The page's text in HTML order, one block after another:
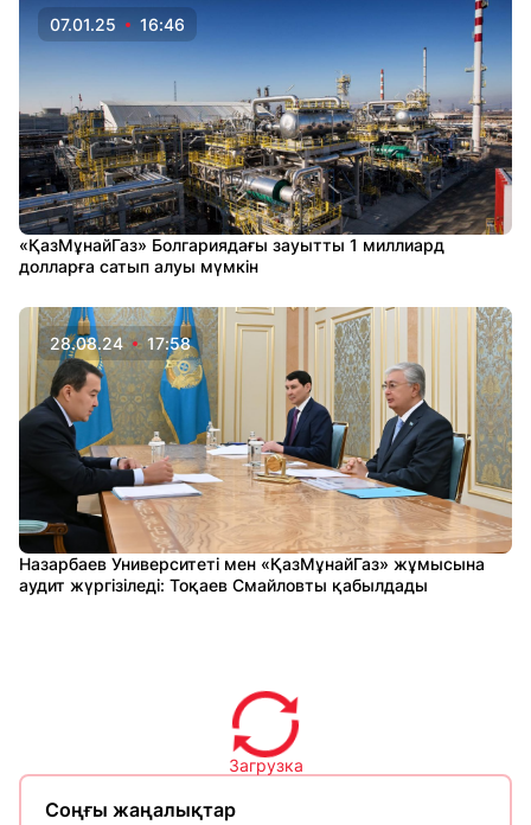
07.01.25 16:46
«ҚазМұнайГаз» Болгариядағы зауытты 1 миллиард
долларға сатып алуы мүмкін
28.08.24 17:58
Назарбаев Университеті мен «ҚазМұнайГаз» жұмысына
аудит жүргізіледі: Тоқаев Смайловты қабылдады
Загрузка
Соңғы жаңалықтар